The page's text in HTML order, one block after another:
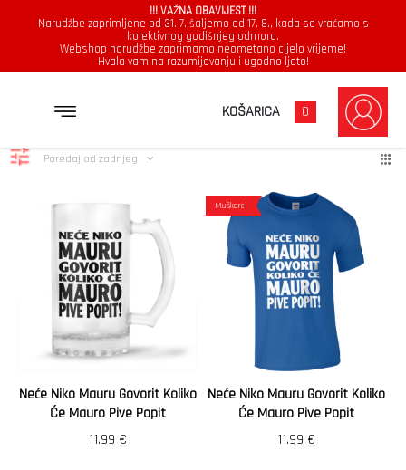
!!! VAŽNA OBAVIJEST !!!
Narudžbe zaprimljene od 31. 7. šaljemo od 17. 8., kada se vraćamo s
kolektivnog godišnjeg odmora.
Webshop narudžbe zaprimamo neometano cijelo vrijeme!
Hvala vam na razumijevanju i ugodno ljeto!
KOŠARICA 0
Mauro Prikazuje se svih 2 rezultataPoredano
Poredaj od zadnjeg
Neće Niko Mauru Govorit Koliko
Će Mauro Pive Popit
11.99 €
Muškarci
Neće Niko Mauru Govorit Koliko
Će Mauro Pive Popit
11.99 €